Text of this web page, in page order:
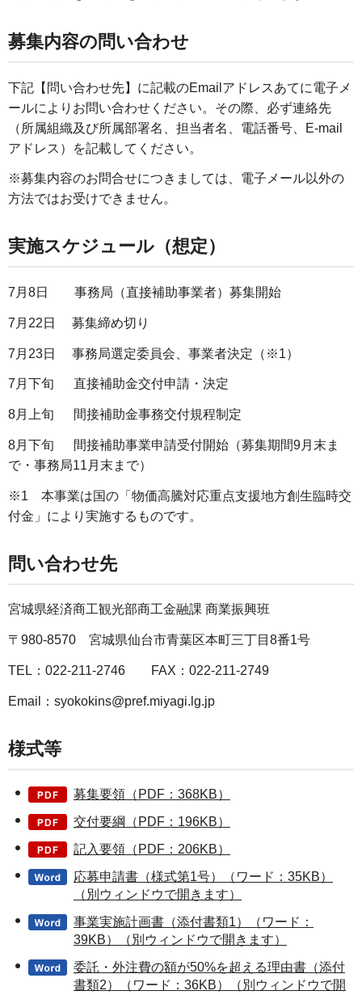
募集内容の問い合わせ
下記【問い合わせ先】に記載のEmailアドレスあてに電子メ
ールによりお問い合わせください。その際、必ず連絡先
（所属組織及び所属部署名、担当者名、電話番号、E-mail
アドレス）を記載してください。
※募集内容のお問合せにつきましては、電子メール以外の
方法ではお受けできません。
実施スケジュール（想定）
7月8日 事務局（直接補助事業者）募集開始
7月22日 募集締め切り
7月23日 事務局選定委員会、事業者決定（※1）
7月下旬 直接補助金交付申請・決定
8月上旬 間接補助金事務交付規程制定
8月下旬 間接補助事業申請受付開始（募集期間9月末ま
で・事務局11月末まで）
※1 本事業は国の「物価高騰対応重点支援地方創生臨時交
付金」により実施するものです。
問い合わせ先
宮城県経済商工観光部商工金融課 商業振興班
〒980-8570 宮城県仙台市青葉区本町三丁目8番1号
TEL：022-211-2746 FAX：022-211-2749
Email：syokokins@pref.miyagi.lg.jp
様式等
募集要領（PDF：368KB）
交付要綱（PDF：196KB）
記入要領（PDF：206KB）
応募申請書（様式第1号）（ワード：35KB）
（別ウィンドウで開きます）
事業実施計画書（添付書類1）（ワード：
39KB）（別ウィンドウで開きます）
委託・外注費の額が50%を超える理由書（添付
書類2）（ワード：36KB）（別ウィンドウで開